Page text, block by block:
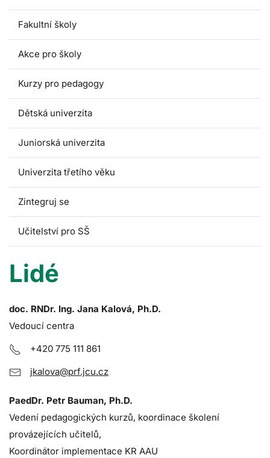
Fakultní školy
Akce pro školy
Kurzy pro pedagogy
Dětská univerzita
Juniorská univerzita
Univerzita třetího věku
Zintegruj se
Učitelství pro SŠ
Lidé
doc. RNDr. Ing. Jana Kalová, Ph.D.
Vedoucí centra
+420 775 111 861
jkalova@prf.jcu.cz
PaedDr. Petr Bauman, Ph.D.
Vedení pedagogických kurzů, koordinace školení
provázejících učitelů,
Koordinátor implementace KR AAU